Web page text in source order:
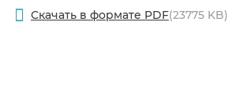
Скачать в формате PDF(23775 KB)